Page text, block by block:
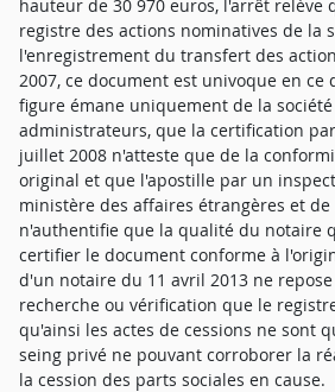
hauteur de 30 970 euros, l'arrêt relève
registre des actions nominatives de la
l'enregistrement du transfert des
2007, ce document est univoque en
figure émane uniquement de la société
administrateurs, que la certification
juillet 2008 n'atteste que de la
original et que l'apostille par un
ministère des affaires étrangères et
n'authentifie que la qualité du notaire
certifier le document conforme à
d'un notaire du 11 avril 2013 ne
recherche ou vérification que le
qu'ainsi les actes de cessions ne sont
seing privé ne pouvant corroborer la
la cession des parts sociales en cause.